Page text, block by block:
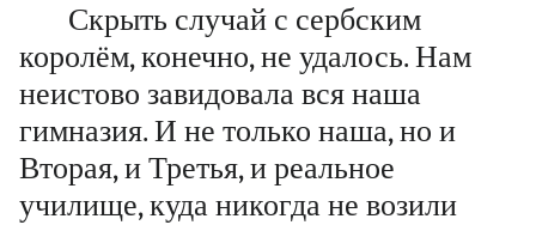
Скрыть случай с сербским
королём, конечно, не удалось. Нам
неистово завидовала вся наша
гимназия. И не только наша, но и
Вторая, и Третья, и реальное
училище, куда никогда не возили